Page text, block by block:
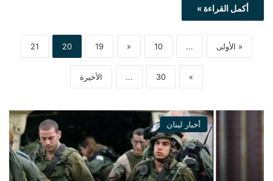
أكمل القراءة »
« الأولى ...
10
«
19
20
21
»
30
... الأخيرة